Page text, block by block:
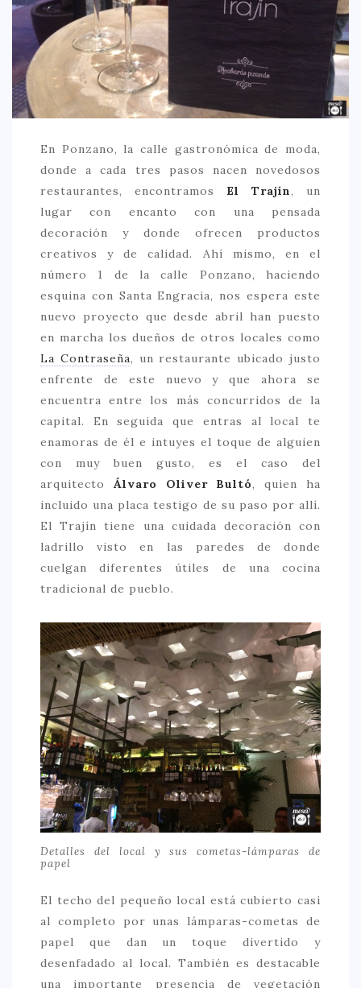
CREATIVA
DULCE
FUSIÓN
ITALIANA
LATINA
SALUDABLE
TAPAS
PRECIO
25 – 50 €
> 50 €
LIFESTYLE
CONOCIENDO A …
ESCAPADAS
EVENTOS POP UP
GOURMET
HEALTHY
SELECCIONES MESADE2
MAPA
POR SUS BAÑOS…
CONTACTO
En Ponzano, la calle gastronómica de moda,
donde a cada tres pasos nacen novedosos
restaurantes, encontramos El Trajín, un
lugar con encanto con una pensada
decoración y donde ofrecen productos
creativos y de calidad. Ahí mismo, en el
número 1 de la calle Ponzano, haciendo
esquina con Santa Engracia, nos espera este
nuevo proyecto que desde abril han puesto
en marcha los dueños de otros locales como
La Contraseña, un restaurante ubicado justo
enfrente de este nuevo y que ahora se
encuentra entre los más concurridos de la
capital. En seguida que entras al local te
enamoras de él e intuyes el toque de alguien
con muy buen gusto, es el caso del
arquitecto Álvaro Oliver Bultó, quien ha
incluido una placa testigo de su paso por allí.
El Trajín tiene una cuidada decoración con
ladrillo visto en las paredes de donde
cuelgan diferentes útiles de una cocina
tradicional de pueblo.
Detalles del local y sus cometas-lámparas de
papel
El techo del pequeño local está cubierto casi
al completo por unas lámparas-cometas de
papel que dan un toque divertido y
desenfadado al local. También es destacable
una importante presencia de vegetación